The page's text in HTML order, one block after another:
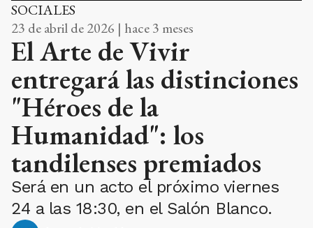
SOCIALES
23 de abril de 2026 | hace 3 meses
El Arte de Vivir
entregará las distinciones
"Héroes de la
Humanidad": los
tandilenses premiados
Será en un acto el próximo viernes
24 a las 18:30, en el Salón Blanco.